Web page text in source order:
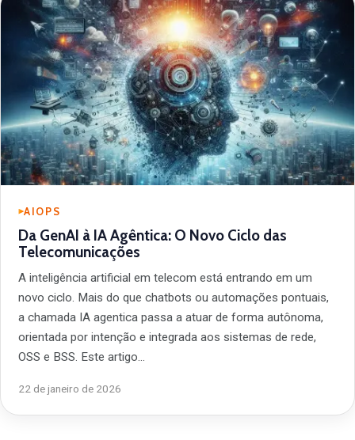
AIOPS
Da GenAI à IA Agêntica: O Novo Ciclo das
Telecomunicações
A inteligência artificial em telecom está entrando em um
novo ciclo. Mais do que chatbots ou automações pontuais,
a chamada IA agentica passa a atuar de forma autônoma,
orientada por intenção e integrada aos sistemas de rede,
OSS e BSS. Este artigo…
22 de janeiro de 2026